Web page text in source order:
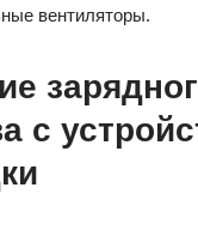
вентиляторы.
с